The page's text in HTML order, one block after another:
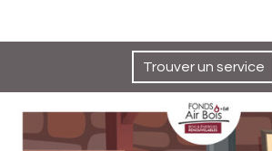
Trouver un service